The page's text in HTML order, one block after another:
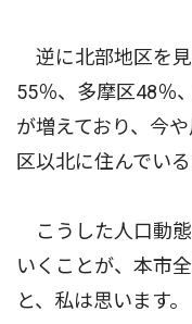
逆に北部地区を
55％、多摩区48％
が増えており、今
区以北に住んでい
こうした人口動
いくことが、本市
と、私は思います。